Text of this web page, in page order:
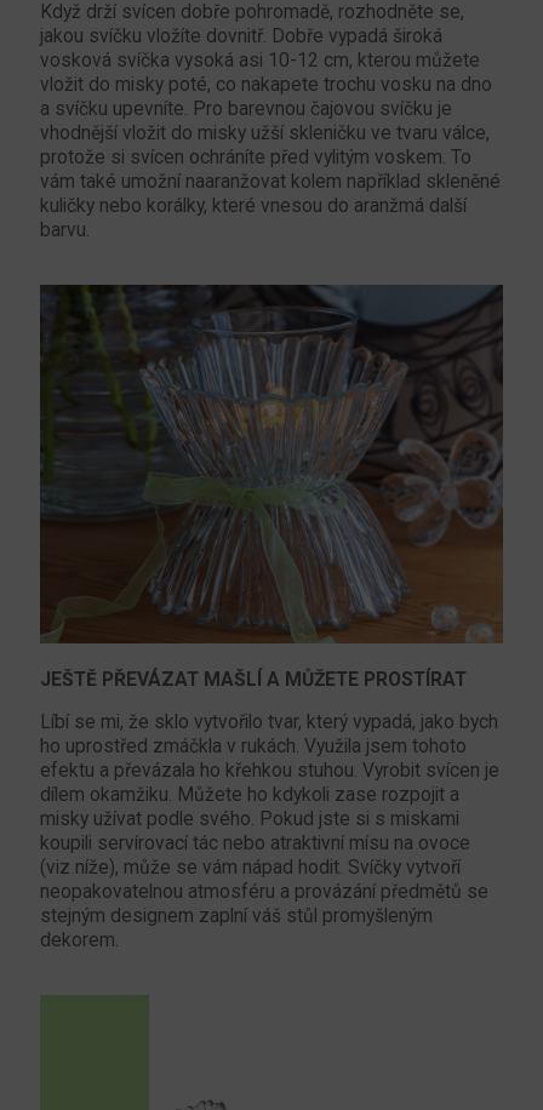
Když drží svícen dobře pohromadě, rozhodněte se,
jakou svíčku vložíte dovnitř. Dobře vypadá široká
vosková svíčka vysoká asi 10-12 cm, kterou můžete
vložit do misky poté, co nakapete trochu vosku na dno
a svíčku upevníte. Pro barevnou čajovou svíčku je
vhodnější vložit do misky užší skleničku ve tvaru válce,
protože si svícen ochráníte před vylitým voskem. To
vám také umožní naaranžovat kolem například skleněné
kuličky nebo korálky, které vnesou do aranžmá další
barvu.
JEŠTĚ PŘEVÁZAT MAŠLÍ A MŮŽETE PROSTÍRAT
Líbí se mi, že sklo vytvořilo tvar, který vypadá, jako bych
ho uprostřed zmáčkla v rukách. Využila jsem tohoto
efektu a převázala ho křehkou stuhou. Vyrobit svícen je
dílem okamžiku. Můžete ho kdykoli zase rozpojit a
misky užívat podle svého. Pokud jste si s miskami
koupili servírovací tác nebo atraktivní mísu na ovoce
(viz níže), může se vám nápad hodit. Svíčky vytvoří
neopakovatelnou atmosféru a provázání předmětů se
stejným designem zaplní váš stůl promyšleným
dekorem.